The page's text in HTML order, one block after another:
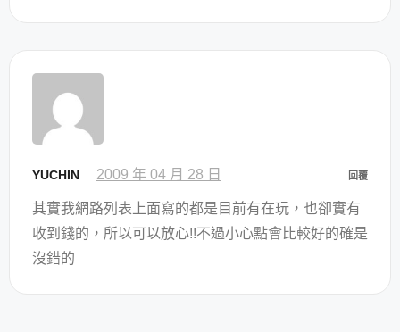
YUCHIN 2009 年 04 月 28 日 回覆
其實我網路列表上面寫的都是目前有在玩，也卻實有
收到錢的，所以可以放心!!不過小心點會比較好的確是
沒錯的